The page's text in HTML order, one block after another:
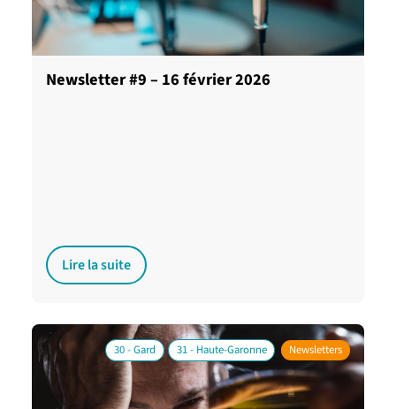
Newsletter #9 – 16 février 2026
Lire la suite
30 - Gard 31 - Haute-Garonne Newsletters